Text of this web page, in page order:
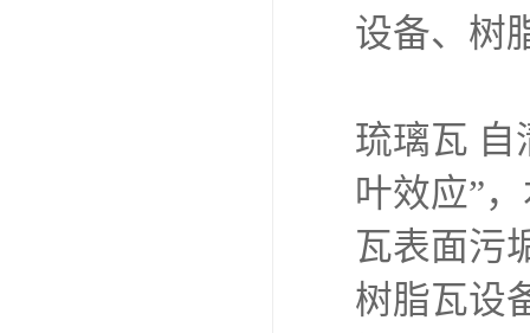
设备、树
琉璃瓦 自
叶效应”
瓦表面污
树脂瓦设